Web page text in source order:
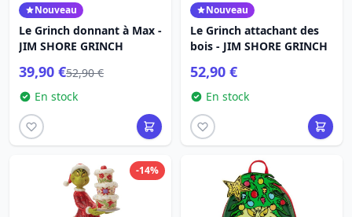
Nouveau
Le Grinch donnant à Max -
JIM SHORE GRINCH
39,90 €52,90 €
En stock
Nouveau
Le Grinch attachant des
bois - JIM SHORE GRINCH
52,90 €
En stock
-14%